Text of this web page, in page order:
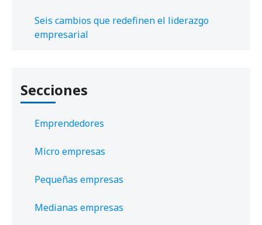
Seis cambios que redefinen el liderazgo
empresarial
Secciones
Emprendedores
Micro empresas
Pequeñas empresas
Medianas empresas